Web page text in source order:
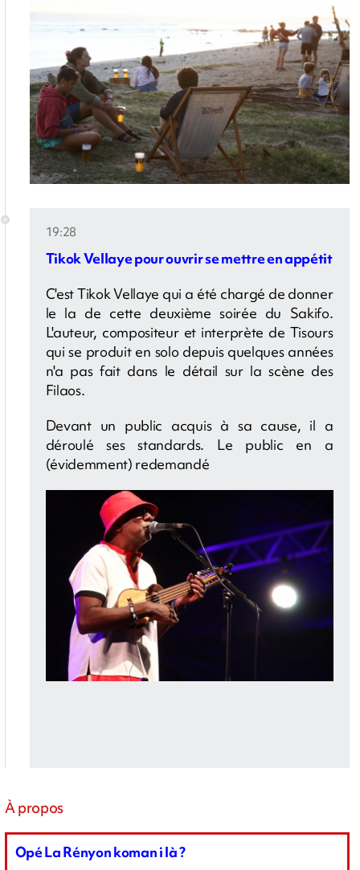
19:28
Tikok Vellaye pour ouvrir se mettre en appétit
C'est Tikok Vellaye qui a été chargé de donner
le la de cette deuxième soirée du Sakifo.
L'auteur, compositeur et interprète de Tisours
qui se produit en solo depuis quelques années
n'a pas fait dans le détail sur la scène des
Filaos.
Devant un public acquis à sa cause, il a
déroulé ses standards. Le public en a
(évidemment) redemandé
À propos
Opé La Rényon koman i là ?